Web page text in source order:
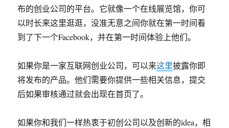
布的创业公司的平台。它就像一个在线展览馆，你可
以时长来这里逛逛，没准无意之间你就在第一时间看
到了下一个Facebook，并在第一时间体验上他们。
如果你是一家互联网创业公司，可以来这里披露你即
将发布的产品。他们需要你提供一些相关信息，提交
后如果审核通过就会出现在首页了。
如果你和我们一样热衷于初创公司以及创新的idea，相